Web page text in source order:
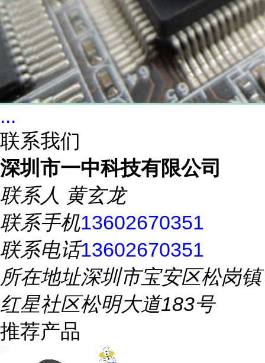
...
联系我们
深圳市一中科技有限公司
联系人 黄玄龙
联系手机13602670351
联系电话13602670351
所在地址深圳市宝安区松岗镇
红星社区松明大道183号
推荐产品